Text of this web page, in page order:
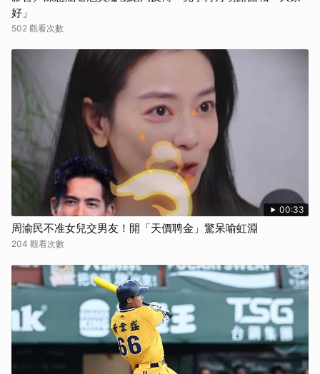
好」
502 觀看次數
00:33
周渝民不准女兒交男友！開「天價聘金」驚呆喻虹淵
204 觀看次數